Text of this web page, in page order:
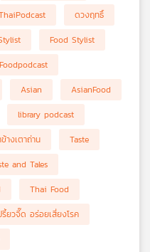
ดวงฤทธิ์
Food Stylist
Foodpodcast
Asian
AsianFood
library podcast
างเตาถ่าน
Taste
and Tales
Thai Food
รี้ยวจี๊ด อร่อยเสี่ยงโรค